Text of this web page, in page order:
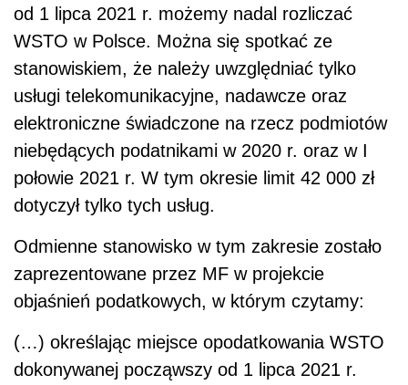
od 1 lipca 2021 r. możemy nadal rozliczać
WSTO w Polsce. Można się spotkać ze
stanowiskiem, że należy uwzględniać tylko
usługi telekomunikacyjne, nadawcze oraz
elektroniczne świadczone na rzecz podmiotów
niebędących podatnikami w 2020 r. oraz w I
połowie 2021 r. W tym okresie limit 42 000 zł
dotyczył tylko tych usług.
Odmienne stanowisko w tym zakresie zostało
zaprezentowane przez MF w projekcie
objaśnień podatkowych, w którym czytamy:
(…) określając miejsce opodatkowania WSTO
dokonywanej począwszy od 1 lipca 2021 r.